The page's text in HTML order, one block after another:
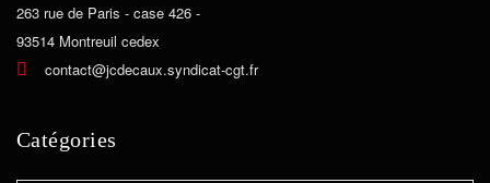
263 rue de Paris - case 426 -
93514 Montreuil cedex
contact@jcdecaux.syndicat-cgt.fr
Catégories